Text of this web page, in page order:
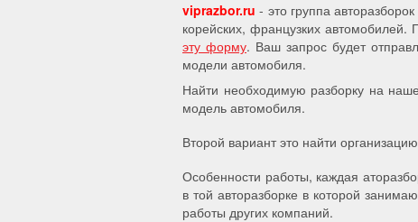
viprazbor.ru - это группа
корейских, французких
эту форму. Ваш запрос будет
модели автомобиля.
Найти необходимую разборку на
модель автомобиля.
Второй вариант это найти
Особенности работы, каждая
в той авторазборке в которой
работы других компаний.